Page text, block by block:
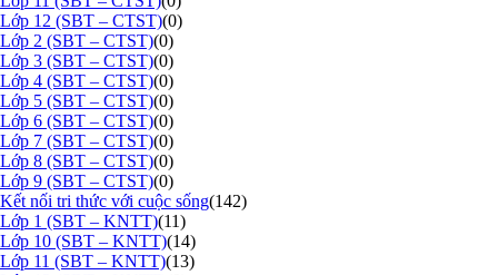
Lớp 12 (SBT – CTST)(0)
Lớp 2 (SBT – CTST)(0)
Lớp 3 (SBT – CTST)(0)
Lớp 4 (SBT – CTST)(0)
Lớp 5 (SBT – CTST)(0)
Lớp 6 (SBT – CTST)(0)
Lớp 7 (SBT – CTST)(0)
Lớp 8 (SBT – CTST)(0)
Lớp 9 (SBT – CTST)(0)
Kết nối tri thức với cuộc sống(142)
Lớp 1 (SBT – KNTT)(11)
Lớp 10 (SBT – KNTT)(14)
Lớp 11 (SBT – KNTT)(13)